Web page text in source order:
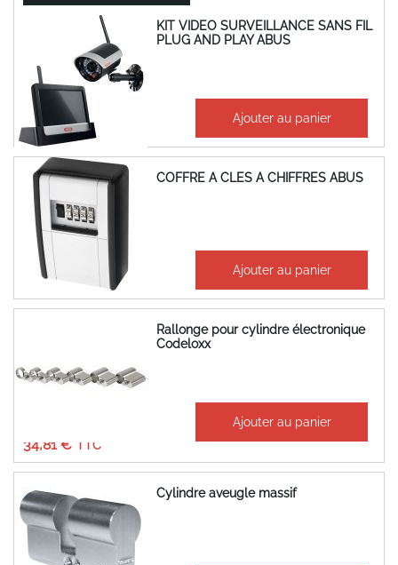
KIT VIDEO SURVEILLANCE SANS FIL
PLUG AND PLAY ABUS
1 230,97 €
1 025,81 € Ajouter au panier
COFFRE A CLES A CHIFFRES ABUS
90,07 €
75,06 € Ajouter au panier
Rallonge pour cylindre électronique
Codeloxx
34,81 €
Ajouter au panier
Cylindre aveugle massif